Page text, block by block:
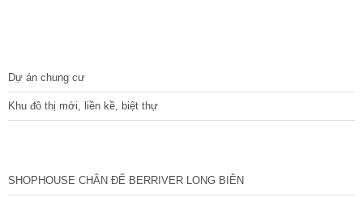
Dự án chung cư
Khu đô thị mới, liền kề, biệt thự
SHOPHOUSE CHÂN ĐẾ BERRIVER LONG BIÊN